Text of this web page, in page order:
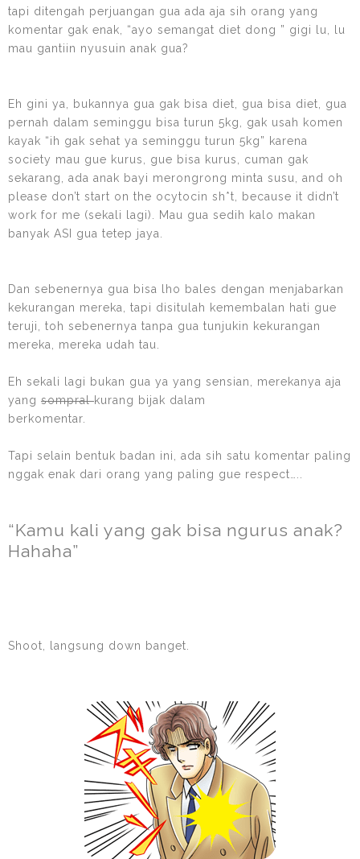
tapi ditengah perjuangan gua ada aja sih orang yang
komentar gak enak, “ayo semangat diet dong ” gigi lu, lu
mau gantiin nyusuin anak gua?
Eh gini ya, bukannya gua gak bisa diet, gua bisa diet, gua
pernah dalam seminggu bisa turun 5kg, gak usah komen
kayak “ih gak sehat ya seminggu turun 5kg” karena
society mau gue kurus, gue bisa kurus, cuman gak
sekarang, ada anak bayi merongrong minta susu, and oh
please don’t start on the ocytocin sh*t, because it didn’t
work for me (sekali lagi). Mau gua sedih kalo makan
banyak ASI gua tetep jaya.
Dan sebenernya gua bisa lho bales dengan menjabarkan
kekurangan mereka, tapi disitulah kemembalan hati gue
teruji, toh sebenernya tanpa gua tunjukin kekurangan
mereka, mereka udah tau.
Eh sekali lagi bukan gua ya yang sensian, merekanya aja
yang sompralkurang bijak dalam
berkomentar.
Tapi selain bentuk badan ini, ada sih satu komentar paling
nggak enak dari orang yang paling gue respect…..
“Kamu kali yang gak bisa ngurus anak?
Hahaha”
Shoot, langsung down banget.